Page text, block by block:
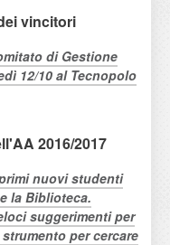
vincitori
di Gestione
12/10 al Tecnopolo
2016/2017
nuovi studenti
la Biblioteca.
suggerimenti per
per cercare